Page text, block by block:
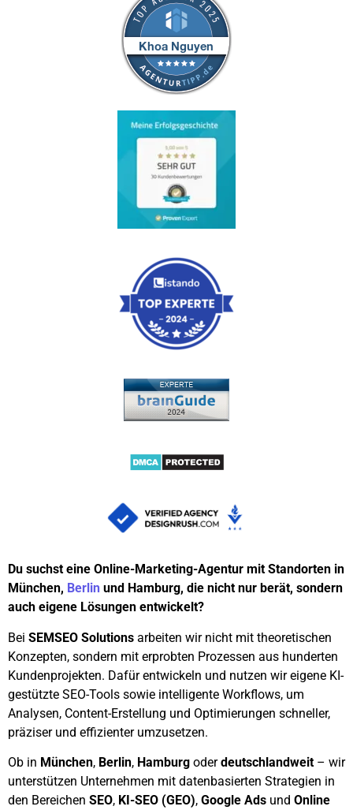
Du suchst eine Online-Marketing-Agentur mit Standorten in
München, Berlin und Hamburg, die nicht nur berät, sondern
auch eigene Lösungen entwickelt?
Bei SEMSEO Solutions arbeiten wir nicht mit theoretischen
Konzepten, sondern mit erprobten Prozessen aus hunderten
Kundenprojekten. Dafür entwickeln und nutzen wir eigene KI-
gestützte SEO-Tools sowie intelligente Workflows, um
Analysen, Content-Erstellung und Optimierungen schneller,
präziser und effizienter umzusetzen.
Ob in München, Berlin, Hamburg oderdeutschlandweit – wir
unterstützen Unternehmen mit datenbasierten Strategien in
den Bereichen SEO, KI-SEO (GEO), Google Ads und Online